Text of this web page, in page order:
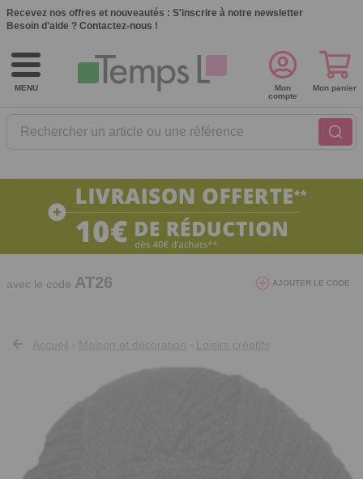
Recevez nos offres et nouveautés : S'inscrire à notre newsletter
Besoin d'aide ? Contactez-nous !
MENU
Rechercher un article ou une référence
Mon
compte
Mon panier
10€ de réduction dès 40€ d'achat. Offre
valable du 03/08/2026 au 12/08/2026.
avec le code AT26 AJOUTER LE CODE
Accueil Maison et décoration Loisirs créatifs